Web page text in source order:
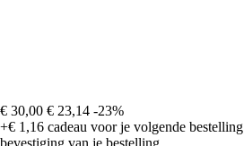
€ 30,00 € 23,14 -23%
+€ 1,16 cadeau voor je volgende bestelling